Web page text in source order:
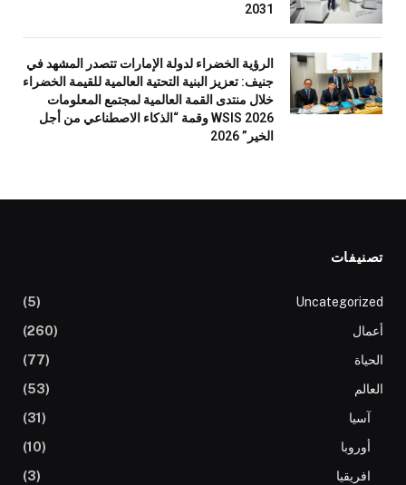
2031
الرؤية الخضراء لدولة الإمارات تتصدر المشهد في
جنيف: تعزيز البنية التحتية العالمية للقيمة الخضراء
خلال منتدى القمة العالمية لمجتمع المعلومات
WSIS 2026 وقمة “الذكاء الاصطناعي من أجل
الخير” 2026
تصنيفات
Uncategorized
(5)
أعمال
(260)
الحياة
(77)
العالم
(53)
آسيا
(31)
أوروبا
(10)
افريقيا
(3)